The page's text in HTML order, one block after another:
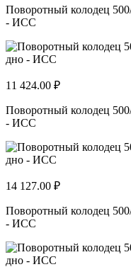
Поворотный колодец
- ИСС
11 424.00 ₽
Поворотный колодец
- ИСС
14 127.00 ₽
Поворотный колодец
- ИСС